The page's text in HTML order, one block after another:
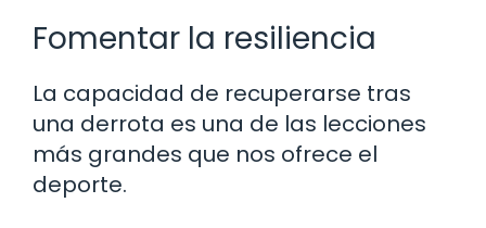
Fomentar la resiliencia
La capacidad de recuperarse tras
una derrota es una de las lecciones
más grandes que nos ofrece el
deporte.